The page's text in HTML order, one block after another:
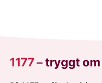
1177–tryggt om